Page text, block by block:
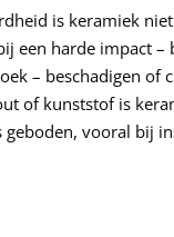
is keramiek
een harde impact
– beschadigen of
of kunststof is
vooral bij